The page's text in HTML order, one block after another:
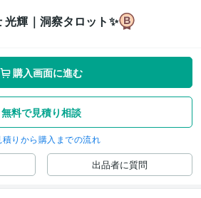
輝｜洞察タロット✨️
購入画面に進む
無料で見積り相談
積りから購入までの流れ
出品者に質問